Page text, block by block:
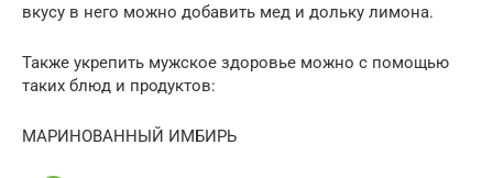
вкусу в него можно добавить мед и дольку лимона.
Также укрепить мужское здоровье можно с помощью
таких блюд и продуктов:
МАРИНОВАННЫЙ ИМБИРЬ